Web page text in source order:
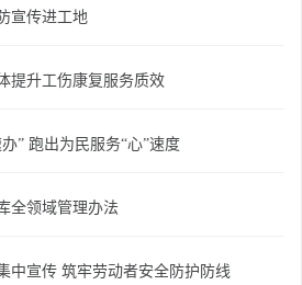
宣传进工地
提升工伤康复服务质效
” 跑出为民服务“心”速度
全领域管理办法
中宣传 筑牢劳动者安全防护防线